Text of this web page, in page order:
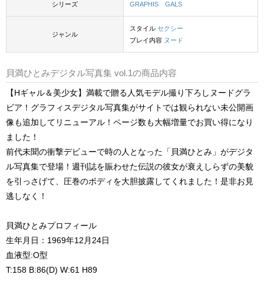
シリーズ GRAPHIS GALS
ジャンル
スタイル セクシー
プレイ内容 ヌード
貝満ひとみデジタル写真集 vol.1の商品内容
【Hギャル＆美少女】満載で贈る人気モデル撮り下ろしヌードグラ
ビア！グラフィスデジタル写真集がサイトでは観られない未公開画
像も追加してリニューアル！ページ数も大幅増量でお買い得になり
ました！
前代未聞の衝撃デビューで時の人となった「貝満ひとみ」がデジタ
ル写真集で登場！週刊誌を賑わせた伝説の彼女が衰えしらずの美貌
を引っさげて、圧巻のボディを大胆披露してくれました！是非お見
逃しなく！
貝満ひとみプロフィール
生年月日：1969年12月24日
血液型:O型
T:158 B:86(D) W:61 H89